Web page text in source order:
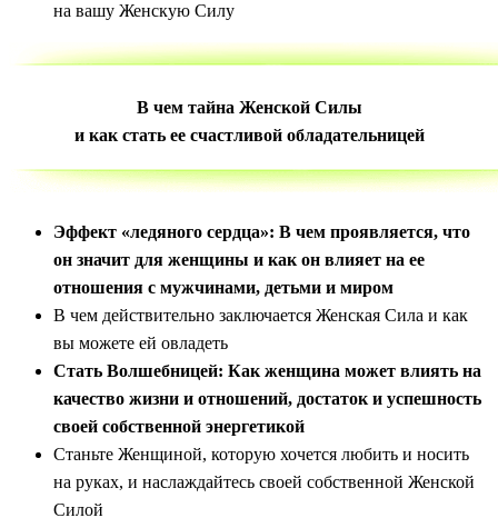
на вашу Женскую Силу
В чем тайна Женской Силы
и как стать ее счастливой обладательницей
Эффект «ледяного сердца»: В чем проявляется, что
он значит для женщины и как он влияет на ее
отношения с мужчинами, детьми и миром
В чем действительно заключается Женская Сила и как
вы можете ей овладеть
Стать Волшебницей: Как женщина может влиять на
качество жизни и отношений, достаток и успешность
своей собственной энергетикой
Станьте Женщиной, которую хочется любить и носить
на руках, и наслаждайтесь своей собственной Женской
Силой